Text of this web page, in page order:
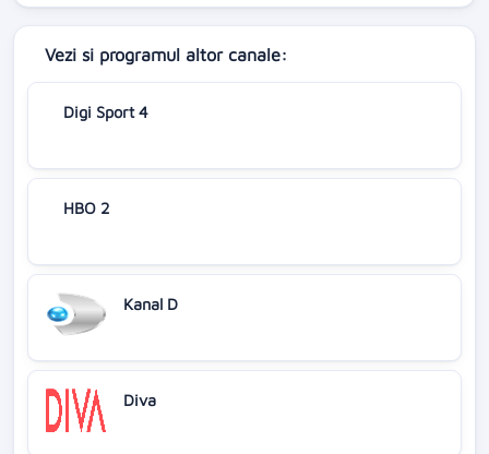
Vezi si programul altor canale:
Digi Sport 4
HBO 2
Kanal D
Diva